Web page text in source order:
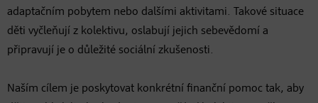
adaptačním pobytem nebo dalšími aktivitami. Takové situace
děti vyčleňují z kolektivu, oslabují jejich sebevědomí a
připravují je o důležité sociální zkušenosti.
Naším cílem je poskytovat konkrétní finanční pomoc tak, aby